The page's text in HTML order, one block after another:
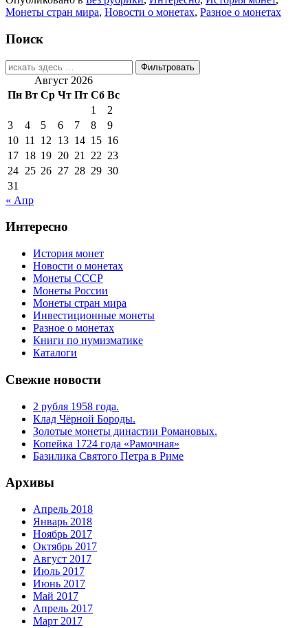
Монеты стран мира, Новости о монетах, Разное о монетах
Поиск
Найти:
Август 2026
Пн Вт Ср Чт Пт Сб Вс
1
2
3
4 5 6 7 8
9
10 11 12 13 14 15 16
17 18 19 20 21 22 23
24 25 26 27 28 29 30
31
« Апр
Интересно
История монет
Новости о монетах
Монеты СССР
Монеты России
Монеты стран мира
Инвестиционные монеты
Разное о монетах
Книги по нумизматике
Каталоги
Свежие новости
2 рубля 1958 года.
Клад Чёрной Бороды.
Золотые монеты династии Романовых.
Копейка 1724 года «Рамочная»
Базилика Святого Петра в Риме
Архивы
Апрель 2018
Январь 2018
Ноябрь 2017
Октябрь 2017
Август 2017
Июль 2017
Июнь 2017
Май 2017
Апрель 2017
Март 2017